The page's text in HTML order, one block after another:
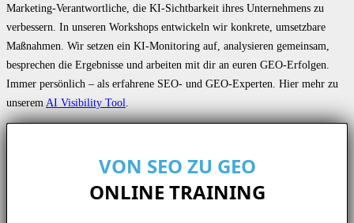
Marketing-Verantwortliche, die KI-Sichtbarkeit ihres Unternehmens zu
verbessern. In unseren Workshops entwickeln wir konkrete, umsetzbare
Maßnahmen. Wir setzen ein KI-Monitoring auf, analysieren gemeinsam,
besprechen die Ergebnisse und arbeiten mit dir an euren GEO-Erfolgen.
Immer persönlich – als erfahrene SEO- und GEO-Experten. Hier mehr zu
unserem AI Visibility Tool
VON SEO ZU GEO
ONLINE TRAINING